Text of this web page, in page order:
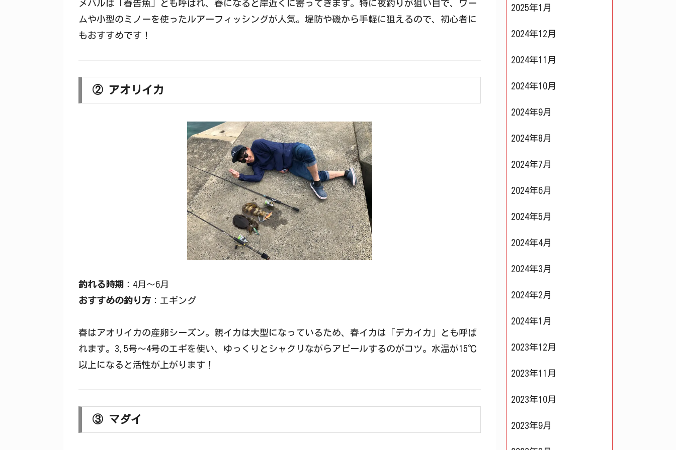
メバルは「春告魚」とも呼ばれ、春になると岸近くに寄ってきます。特に夜釣りが狙い目で、ワー
ムや小型のミノーを使ったルアーフィッシングが人気。堤防や磯から手軽に狙えるので、初心者に
もおすすめです！
② アオリイカ
釣れる時期 ：4月〜6月
おすすめの釣り方 ：エギング
春はアオリイカの産卵シーズン。親イカは大型になっているため、春イカは「デカイカ」とも呼ば
れます。3.5号〜4号のエギを使い、ゆっくりとシャクリながらアピールするのがコツ。水温が15℃
以上になると活性が上がります！
③ マダイ
2025年1月
2024年12月
2024年11月
2024年10月
2024年9月
2024年8月
2024年7月
2024年6月
2024年5月
2024年4月
2024年3月
2024年2月
2024年1月
2023年12月
2023年11月
2023年10月
2023年9月